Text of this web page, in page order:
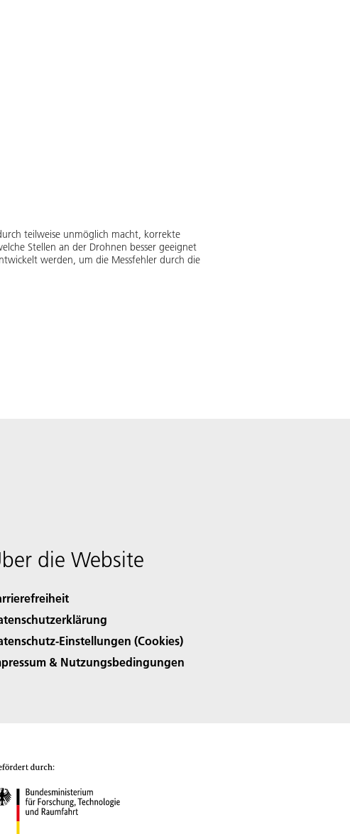
teilweise unmöglich macht, korrekte
Stellen an der Drohnen besser geeignet
werden, um die Messfehler durch die
die Website
Einstellungen (Cookies)
& Nutzungsbedingungen